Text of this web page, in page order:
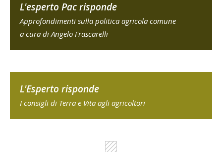
L'esperto Pac risponde
Approfondimenti sulla politica agricola comune
a cura di Angelo Frascarelli
L'Esperto risponde
I consigli di Terra e Vita agli agricoltori